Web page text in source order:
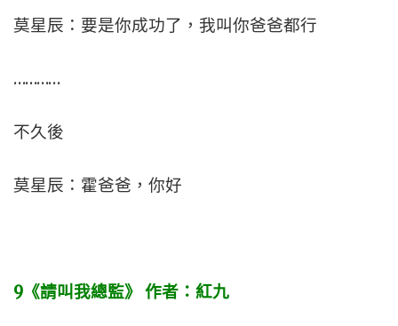
莫星辰：要是你成功了，我叫你爸爸都行
…………
不久後
莫星辰：霍爸爸，你好
9 《請叫我總監》 作者：紅九